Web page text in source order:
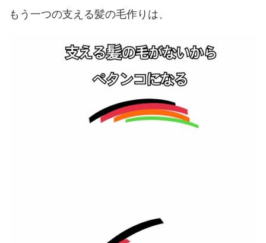
もう一つの支える髪の毛作りは、